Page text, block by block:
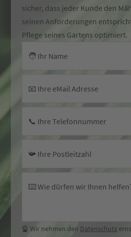
sicher, dass jeder Kunde den
seinen Anforderungen
Pflege seines Gartens optimiert.
🧑 Ihr Name
📧 Ihre eMail Adresse
📞 Ihre Telefonnummer
📯 Ihre Postleitzahl
⌨️ Wie dürfen wir Ihnen
🔏 Wir nehmen den Datenschutz